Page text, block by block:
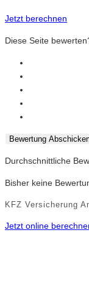
Jetzt berechnen
Diese Seite
Bewertung
Durchschnittliche
Bisher keine
KFZ Versicherung
Jetzt online